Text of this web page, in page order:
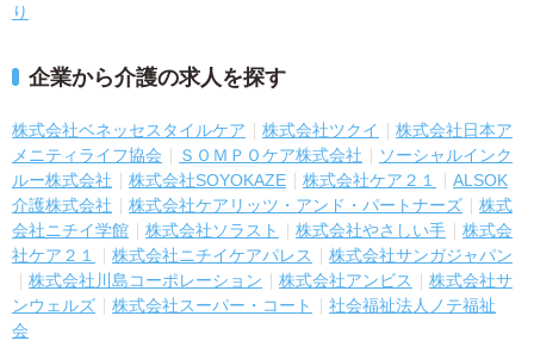
り
企業から介護の求人を探す
株式会社ベネッセスタイルケア 株式会社ツクイ
株式会社日本ア
メニティライフ協会
ＳＯＭＰＯケア株式会社
ソーシャルインク
ルー株式会社
株式会社SOYOKAZE 株式会社ケア２１
ALSOK
介護株式会社
株式会社ケアリッツ・アンド・パートナーズ
株式
会社ニチイ学館
株式会社ソラスト 株式会社やさしい手
株式会
社ケア２１
株式会社ニチイケアパレス
株式会社サンガジャパン
株式会社川島コーポレーション
株式会社アンビス
株式会社サ
ンウェルズ
株式会社スーパー・コート
社会福祉法人ノテ福祉
会